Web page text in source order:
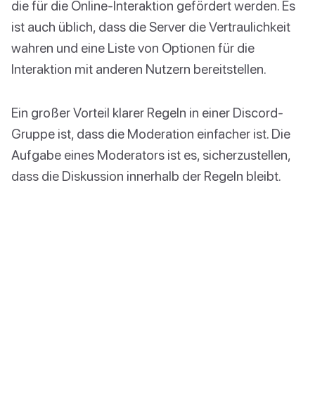
die für die Online-Interaktion gefördert werden. Es
ist auch üblich, dass die Server die Vertraulichkeit
wahren und eine Liste von Optionen für die
Interaktion mit anderen Nutzern bereitstellen.
Ein großer Vorteil klarer Regeln in einer Discord-
Gruppe ist, dass die Moderation einfacher ist. Die
Aufgabe eines Moderators ist es, sicherzustellen,
dass die Diskussion innerhalb der Regeln bleibt.